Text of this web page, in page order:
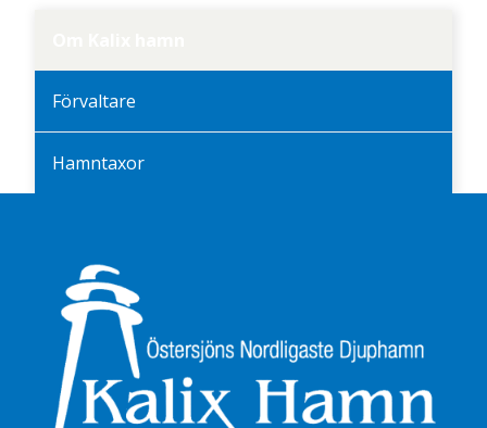
Förvaltare
Hamntaxor